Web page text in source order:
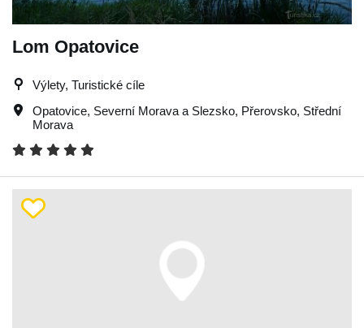
Lom Opatovice
Výlety, Turistické cíle
Opatovice, Severní Morava a Slezsko, Přerovsko, Střední
Morava